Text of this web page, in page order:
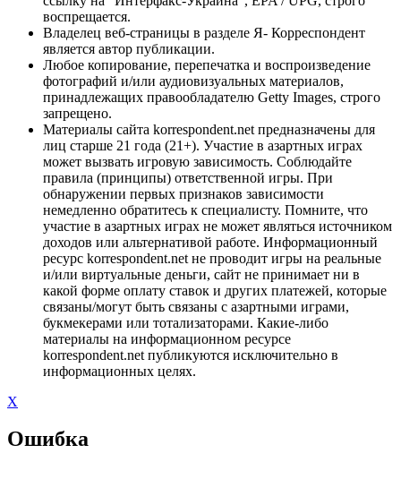
воспрещается.
Владелец веб-страницы в разделе Я- Корреспондент
является автор публикации.
Любое копирование, перепечатка и воспроизведение
фотографий и/или аудиовизуальных материалов,
принадлежащих правообладателю Getty Images, строго
запрещено.
Материалы сайта korrespondent.net предназначены для
лиц старше 21 года (21+). Участие в азартных играх
может вызвать игровую зависимость. Соблюдайте
правила (принципы) ответственной игры. При
обнаружении первых признаков зависимости
немедленно обратитесь к специалисту. Помните, что
участие в азартных играх не может являться источником
доходов или альтернативой работе. Информационный
ресурс korrespondent.net не проводит игры на реальные
и/или виртуальные деньги, сайт не принимает ни в
какой форме оплату ставок и других платежей, которые
связаны/могут быть связаны с азартными играми,
букмекерами или тотализаторами. Какие-либо
материалы на информационном ресурсе
korrespondent.net публикуются исключительно в
информационных целях.
X
Ошибка